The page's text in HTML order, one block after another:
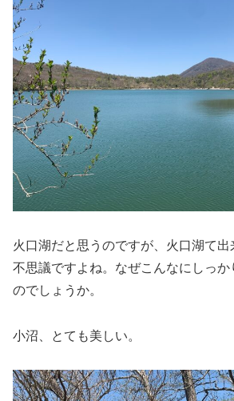
火口湖だと思うのですが、火口湖て
不思議ですよね。なぜこんなにしっか
のでしょうか。
小沼、とても美しい。